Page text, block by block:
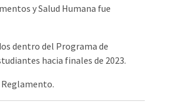
y Salud Humana fue
dentro del Programa de
hacia finales de 2023.
Reglamento.